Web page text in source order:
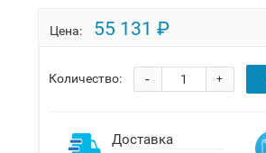
Цена: 55 131 ₽
Количество: +
-
Доставка